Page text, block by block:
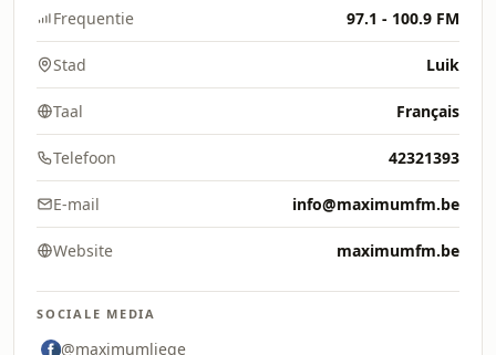
Frequentie 97.1 - 100.9 FM
Stad Luik
Taal Français
Telefoon 42321393
E-mail info@maximumfm.be
Website maximumfm.be
SOCIALE MEDIA
@maximumliege